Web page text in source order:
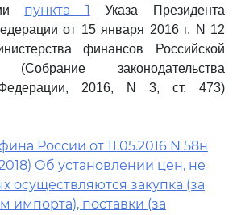
пункта 1
Указа Президента
от 15 января 2016 г. N 12
финансов Российской
(Собрание законодательства
Федерации, 2016, N 3, ст. 473)
России от 11.05.2016 N 58н
Об установлении цен, не
осуществляются закупка (за
импорта), поставки (за